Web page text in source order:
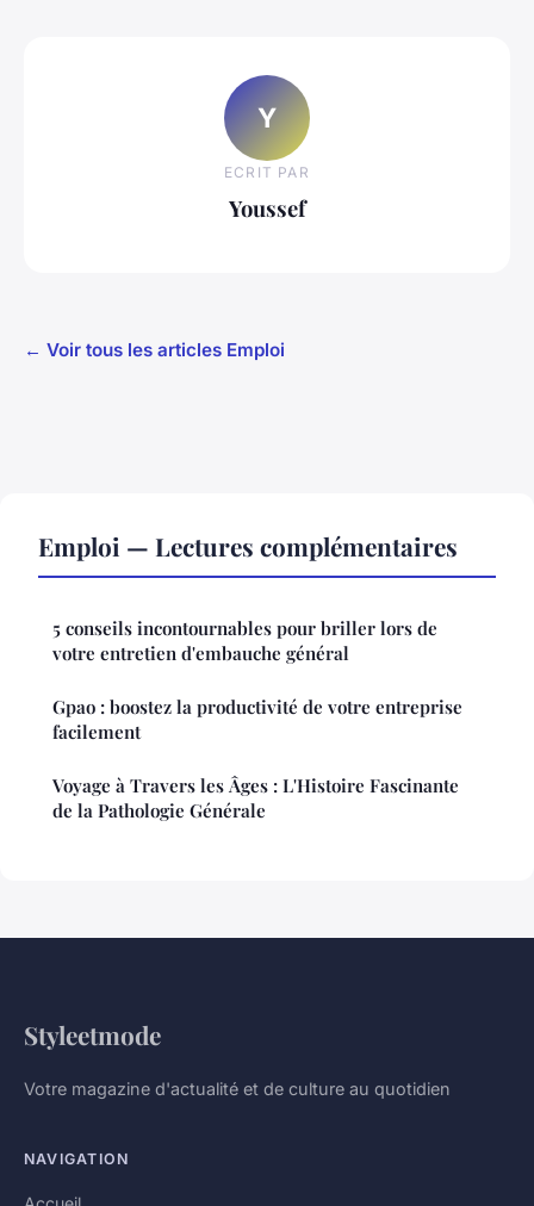
Y
ECRIT PAR
Youssef
← Voir tous les articles Emploi
Emploi — Lectures complémentaires
5 conseils incontournables pour briller lors de
votre entretien d'embauche général
Gpao : boostez la productivité de votre entreprise
facilement
Voyage à Travers les Âges : L'Histoire Fascinante
de la Pathologie Générale
Styleetmode
Votre magazine d'actualité et de culture au quotidien
NAVIGATION